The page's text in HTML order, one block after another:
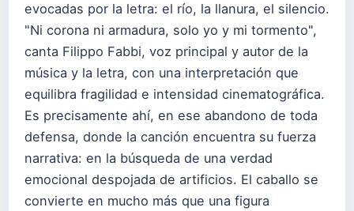
evocadas por la letra: el río, la llanura, el silencio.
"Ni corona ni armadura, solo yo y mi tormento",
canta Filippo Fabbi, voz principal y autor de la
música y la letra, con una interpretación que
equilibra fragilidad e intensidad cinematográfica.
Es precisamente ahí, en ese abandono de toda
defensa, donde la canción encuentra su fuerza
narrativa: en la búsqueda de una verdad
emocional despojada de artificios. El caballo se
convierte en mucho más que una figura